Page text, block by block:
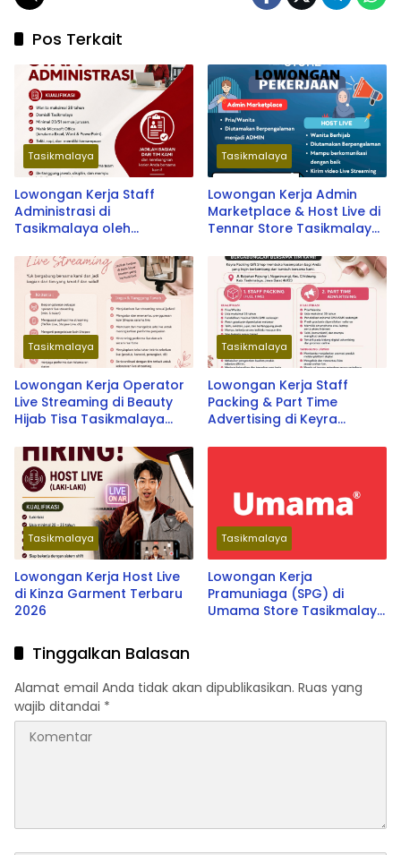
Pos Terkait
Tasikmalaya
Lowongan Kerja Staff
Administrasi di
Tasikmalaya oleh
Tasikmalaya
Lowongan Kerja Admin
Marketplace & Host Live di
Tennar Store Tasikmalaya
Tasikmalaya
Lowongan Kerja Operator
Live Streaming di Beauty
Hijab Tisa Tasikmalaya
Tasikmalaya
Lowongan Kerja Staff
Packing & Part Time
Advertising di Keyra
Tasikmalaya Terbaru 2026
Tasikmalaya
Lowongan Kerja Host Live
di Kinza Garment Terbaru
2026
Tasikmalaya
Lowongan Kerja
Pramuniaga (SPG) di
Umama Store Tasikmalaya
Tinggalkan Balasan
Alamat email Anda tidak akan dipublikasikan. Ruas yang
wajib ditandai *